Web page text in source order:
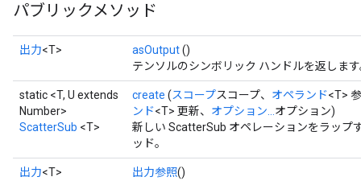
パブリックメソッド
出力<T> asOutput()
テンソルのシンボリック ハンドルを返しま
static <T, U extends
Number>
ScatterSub <T>
create (スコープスコープ、 オペランド<T>
ンド<T> 更新、 オプション...オプション)
新しい ScatterSub オペレーションをラップ
ッド。
出力<T> 出力参照()